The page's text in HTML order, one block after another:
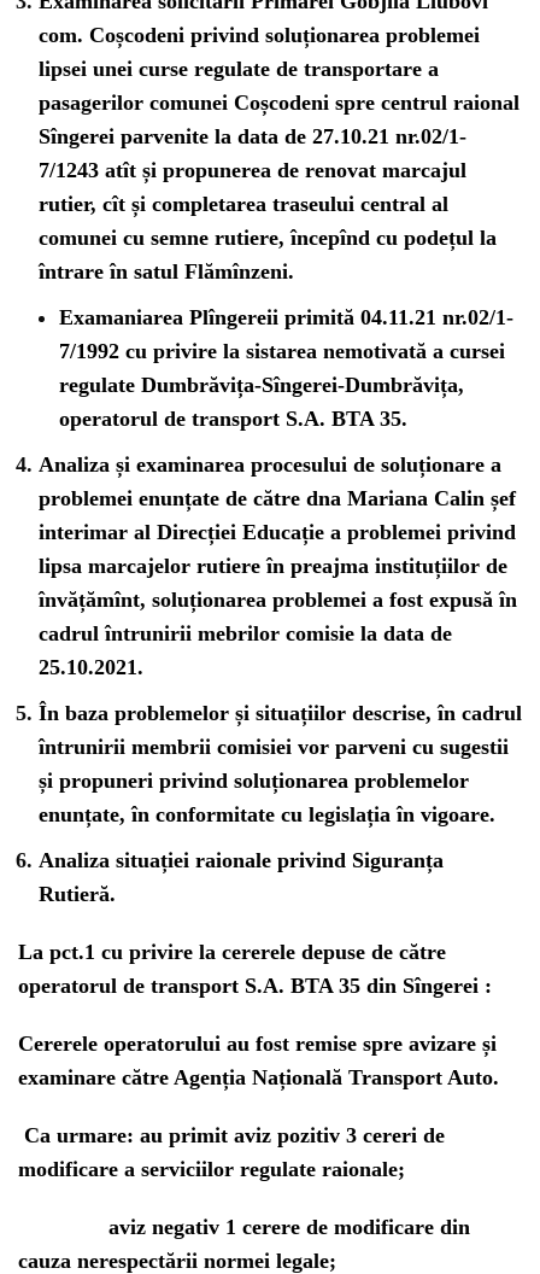
com. Coșcodeni privind soluționarea problemei
lipsei unei curse regulate de transportare a
pasagerilor comunei Coșcodeni spre centrul raional
Sîngerei parvenite la data de 27.10.21 nr.02/1-
7/1243 atît și propunerea de renovat marcajul
rutier, cît și completarea traseului central al
comunei cu semne rutiere, începînd cu podețul la
întrare în satul Flămînzeni.
Examaniarea Plîngereii primită 04.11.21 nr.02/1-
7/1992 cu privire la sistarea nemotivată a cursei
regulate Dumbrăvița-Sîngerei-Dumbrăvița,
operatorul de transport S.A. BTA 35.
Analiza și examinarea procesului de soluționare a
problemei enunțate de către dna Mariana Calin șef
interimar al Direcției Educație a problemei privind
lipsa marcajelor rutiere în preajma instituțiilor de
învățămînt, soluționarea problemei a fost expusă în
cadrul întrunirii mebrilor comisie la data de
25.10.2021.
În baza problemelor și situațiilor descrise, în cadrul
întrunirii membrii comisiei vor parveni cu sugestii
și propuneri privind soluționarea problemelor
enunțate, în conformitate cu legislația în vigoare.
Analiza situației raionale privind Siguranța
Rutieră.
La pct.1 cu privire la cererele depuse de către
operatorul de transport S.A. BTA 35 din Sîngerei :
Cererele operatorului au fost remise spre avizare și
examinare către Agenția Națională Transport Auto.
Ca urmare: au primit aviz pozitiv 3 cereri de
modificare a serviciilor regulate raionale;
aviz negativ 1 cerere de modificare din
cauza nerespectării normei legale;